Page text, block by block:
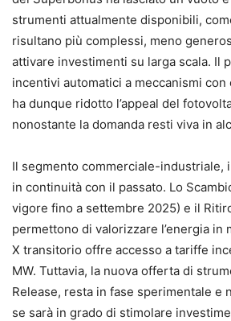
strumenti attualmente disponibili,
risultano più complessi, meno
attivare investimenti su larga scala. Il
incentivi automatici a meccanismi con
ha dunque ridotto l’appeal del
nonostante la domanda resti viva in
Il segmento commerciale-industriale,
in continuità con il passato. Lo
vigore fino a settembre 2025) e il
permettono di valorizzare l’energia in
X transitorio offre accesso a tariffe
MW. Tuttavia, la nuova offerta di
Release, resta in fase sperimentale e
se sarà in grado di stimolare